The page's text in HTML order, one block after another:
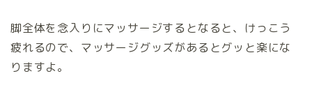
脚全体を念入りにマッサージするとなると、けっこう
疲れるので、マッサージグッズがあるとグッと楽にな
りますよ。